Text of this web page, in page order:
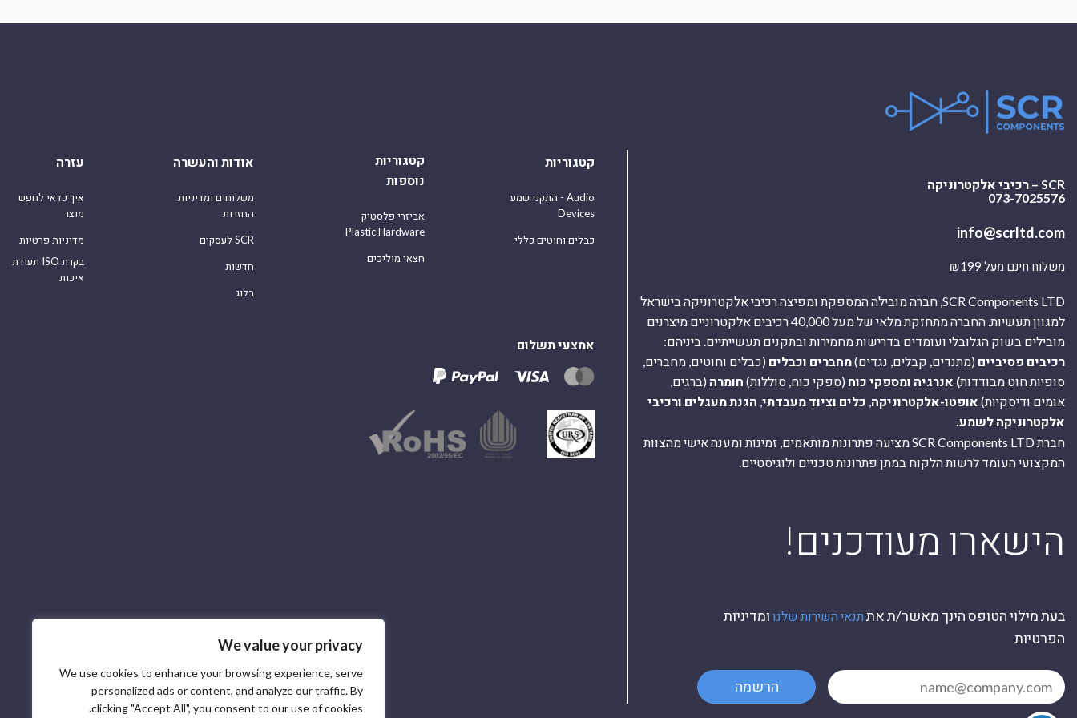
We value your privacy
We use cookies to enhance your browsing experience, serve
personalized ads or content, and analyze our traffic. By
clicking "Accept All", you consent to our use of cookies.
SCR – רכיבי אלקטרוניקה
073-7025576
info@scrltd.com
משלוח חינם מעל ₪199
SCR Components LTD, חברה מובילה המספקת ומפיצה רכיבי אלקטרוניקה בישראל
למגוון תעשיות. החברה מתחזקת מלאי של מעל 40,000 רכיבים אלקטרוניים מיצרנים
מובילים בשוק הגלובלי ועומדים בדרישות מחמירות ובתקנים תעשייתיים. ביניהם:
רכיבים פסיביים (מתנדים, קבלים, נגדים)מחברים וכבלים (כבלים וחוטים, מחברים,
סופיות חוט מבודדות) אנרגיה ומספקי כוח (ספקי כוח, סוללות) חומרה (ברגים,
אומים ודיסקיות) אופטו-אלקטרוניקה כלים וציוד מעבדתי הגנת מעגלים ורכיבי
אלקטרוניקה לשמע.
חברת SCR Components LTD מציעה פתרונות מותאמים, זמינות ומענה אישי מהצוות
המקצועי העומד לרשות הלקוח במתן פתרונות טכניים ולוגיסטיים.
!הישארו מעודכנים
בעת מילוי הטופס הינך מאשר/ת את תנאי השירות שלנו ומדיניות
הפרטיות
הרשמה
קטגוריות
התקני שמע - Audio
Devices
כבלים וחוטים כללי
קטגוריות
נוספות
אביזרי פלסטיק
Plastic Hardware
חצאי מוליכים
אודות והעשרה
משלוחים ומדיניות
החזרות
לעסקים SCR
חדשות
בלוג
עזרה
איך כדאי לחפש
מוצר
מדיניות פרטיות
תעודת ISO בקרת
איכות
אמצעי תשלום